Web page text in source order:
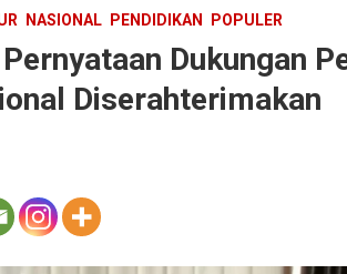
NASIONAL PENDIDIKAN POPULER
Dukungan
Diserahterimakan